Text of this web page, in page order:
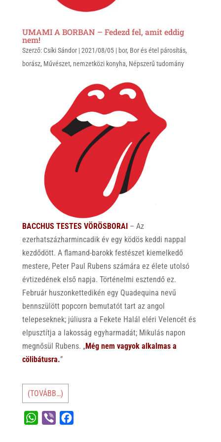
UMAMI A BORBAN – Fedezd fel, amit eddig
nem!
Szerző: Csíki Sándor|2021/08/05| bor, Bor és étel párosítás,
borász, Művészet, nemzetközi konyha, Népszerű tudomány
BACCHUS TESTES VÖRÖSBORAI – Az
ezerhatszázharmincadik év egy ködös keddi nappal
kezdődött. A flamand-barokk festészet kiemelkedő
mestere, Peter Paul Rubens számára ez élete utolsó
évtizedének első napja. Történelmi esztendő ez.
Február huszonkettedikén egy Quadequina nevű
bennszülött popcorn bemutatót tart az angol
telepeseknek; júliusra a Fekete Halál eléri Velencét és
elpusztítja a lakosság egyharmadát; Mikulás napon
megnősül Rubens. „Még nem vagyok alkalmas a
cölibátusra.”
(TOVÁBB…)